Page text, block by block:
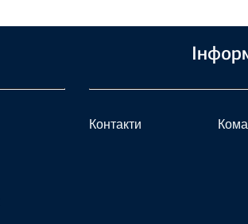
Контакти